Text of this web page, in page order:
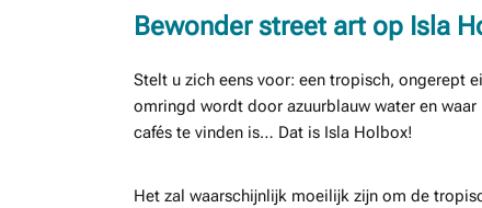
Bewonder street art op Isla
Stelt u zich eens voor: een tropisch, ongerept
omringd wordt door azuurblauw water en
cafés te vinden is… Dat is Isla Holbox!
Het zal waarschijnlijk moeilijk zijn om de